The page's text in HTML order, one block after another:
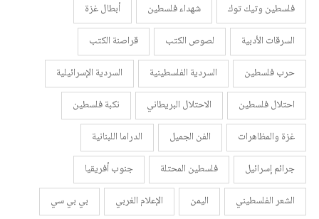
فلسطين وتيك توك
شهداء فلسطين
أبطال غزة
السرقات الأدبية
لصوص الكتب
قراصنة الكتب
حرب فلسطين
السردية الفلسطينية
السردية الإسرائيلية
احتلال فلسطين
الاحتلال البريطاني
نكبة فلسطين
غزة والمظاهرات
الفن الجميل
الدراما اللبنانية
جرائم إسرائيل
فلسطين المحتلة
جنوب أفريقيا
الشعر الفلسطيني
اليمن الإعلام الغربي
بي بي سي